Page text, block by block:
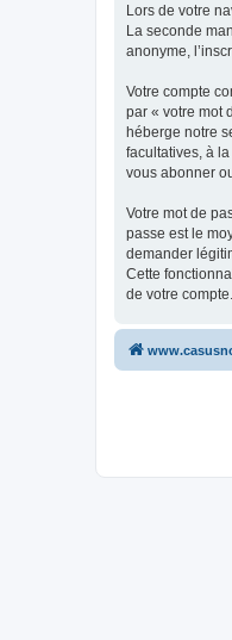
Lors de votre
La seconde
anonyme,
Votre compte
par « votre mot
héberge notre
facultatives, à
vous abonner
Votre mot de
passe est le
demander
Cette
de votre compte.